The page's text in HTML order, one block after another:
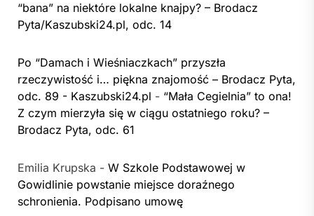
“bana” na niektóre lokalne knajpy? – Brodacz
Pyta/Kaszubski24.pl, odc. 14
Po “Damach i Wieśniaczkach” przyszła
rzeczywistość i… piękna znajomość – Brodacz Pyta,
odc. 89 - Kaszubski24.pl - “Mała Cegielnia” to ona!
Z czym mierzyła się w ciągu ostatniego roku? –
Brodacz Pyta, odc. 61
Emilia Krupska - W Szkole Podstawowej w
Gowidlinie powstanie miejsce doraźnego
schronienia. Podpisano umowę